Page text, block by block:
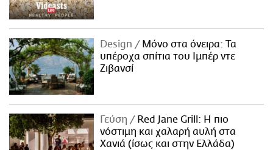
Design
Μόνο στα όνειρα: Τα
υπέροχα σπίτια του Ιμπέρ ντε
Ζιβανσί
Γεύση
Red Jane Grill: Η πιο
νόστιμη και χαλαρή αυλή στα
Χανιά (ίσως και στην Ελλάδα)